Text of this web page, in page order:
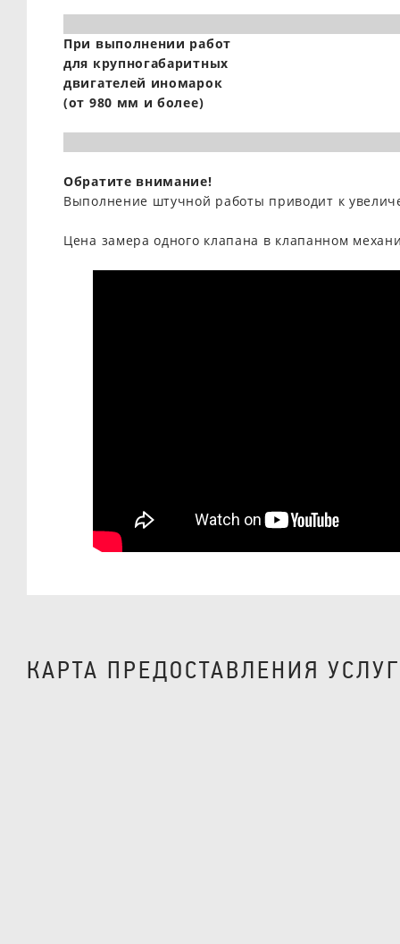
При выполнении работ
для крупногабаритных
двигателей иномарок
(от 980 мм и более)
Обратите внимание!
Выполнение штучной работы приводит к
Цена замера одного клапана в клапанном
КАРТА ПРЕДОСТАВЛЕНИЯ